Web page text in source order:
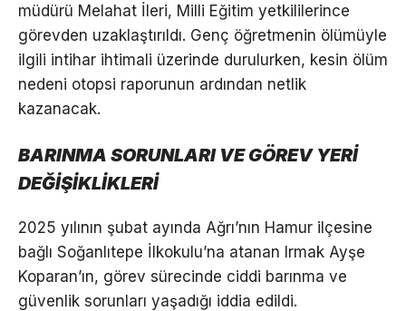
müdürü Melahat İleri, Milli Eğitim yetkililerince
görevden uzaklaştırıldı. Genç öğretmenin ölümüyle
ilgili intihar ihtimali üzerinde durulurken, kesin ölüm
nedeni otopsi raporunun ardından netlik
kazanacak.
BARINMA SORUNLARI VE GÖREV YERİ
DEĞİŞİKLİKLERİ
2025 yılının şubat ayında Ağrı’nın Hamur ilçesine
bağlı Soğanlıtepe İlkokulu’na atanan Irmak Ayşe
Koparan’ın, görev sürecinde ciddi barınma ve
güvenlik sorunları yaşadığı iddia edildi.